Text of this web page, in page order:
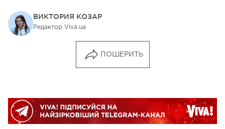
ВИКТОРИЯ КОЗАР
Редактор Viva.ua
ПОШЕРИТЬ